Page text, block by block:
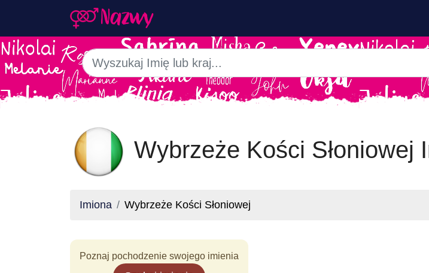
Wybrzeże Kości Słoniowej
Imiona Wybrzeże Kości Słoniowej
Poznaj pochodzenie swojego imienia